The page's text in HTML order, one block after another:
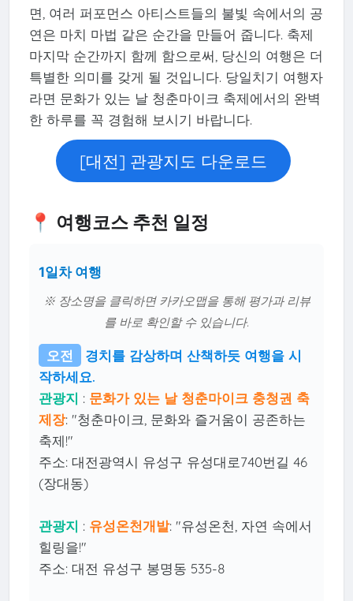
면, 여러 퍼포먼스 아티스트들의 불빛 속에서의 공
연은 마치 마법 같은 순간을 만들어 줍니다. 축제
마지막 순간까지 함께 함으로써, 당신의 여행은 더
특별한 의미를 갖게 될 것입니다. 당일치기 여행자
라면 문화가 있는 날 청춘마이크 축제에서의 완벽
한 하루를 꼭 경험해 보시기 바랍니다.
[대전] 관광지도 다운로드
📍 여행코스 추천 일정
1일차 여행
※ 장소명을 클릭하면 카카오맵을 통해 평가과 리뷰
를 바로 확인할 수 있습니다.
오전
경치를 감상하며 산책하듯 여행을 시
작하세요.
관광지 : 문화가 있는 날 청춘마이크 충청권 축
제장: "청춘마이크, 문화와 즐거움이 공존하는
축제!"
주소: 대전광역시 유성구 유성대로740번길 46
(장대동)
관광지 : 유성온천개발: "유성온천, 자연 속에서
힐링을!"
주소: 대전 유성구 봉명동 535-8